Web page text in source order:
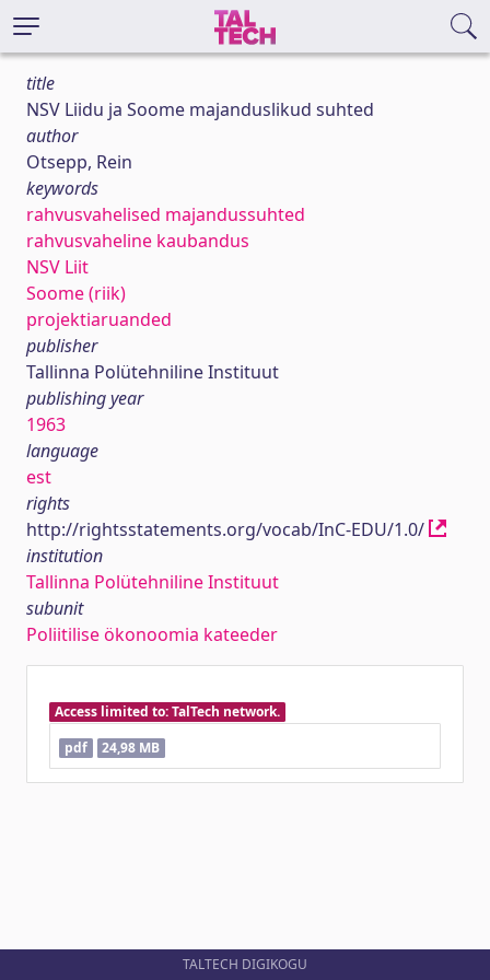
title
NSV Liidu ja Soome majanduslikud suhted
author
Otsepp, Rein
keywords
rahvusvahelised majandussuhted
rahvusvaheline kaubandus
NSV Liit
Soome (riik)
projektiaruanded
publisher
Tallinna Polütehniline Instituut
publishing year
1963
language
est
rights
http://rightsstatements.org/vocab/InC-EDU/1.0/
institution
Tallinna Polütehniline Instituut
subunit
Poliitilise ökonoomia kateeder
Access limited to: TalTech network.
pdf
24,98 MB
TALTECH DIGIKOGU